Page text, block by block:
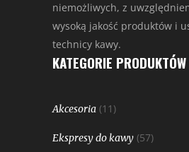
niemożliwych, z
wysoką jakość produktów i
technicy kawy.
KATEGORIE PRODUKTÓW
Akcesoria (11)
Ekspresy do kawy (57)